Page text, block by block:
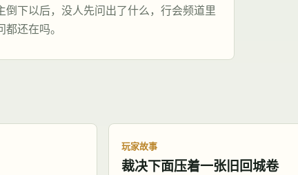
倒下以后，没人先问出了什么，行会频道里
都还在吗。
玩家故事
裁决下面压着一张旧回城卷